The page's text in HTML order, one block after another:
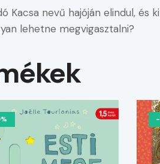
Kacsa nevű hajóján elindul,
lehetne megvigasztalni?